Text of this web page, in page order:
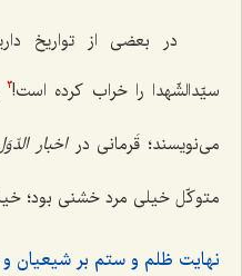
در بعضی از تواریخ
سیّدالشّهدا را خراب کرده است!3
می‌نویسند؛ قَرمانی دراخبار
متوکّل خیلی مرد خشنی بود؛
نهایت ظلم و ستم بر شیعیان